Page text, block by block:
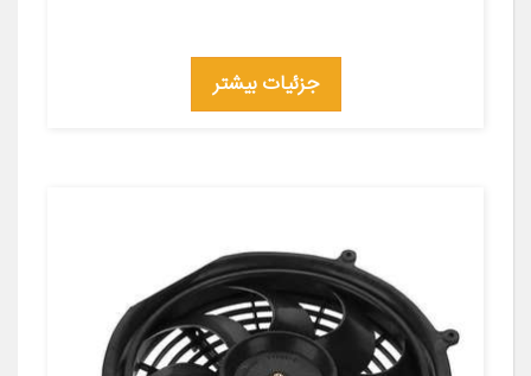
جزئیات بیشتر